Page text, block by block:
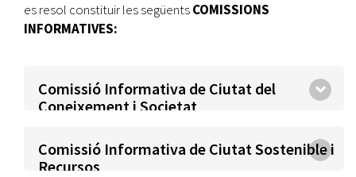
es resol constituir les següentsCOMISSIONS
INFORMATIVES:
Comissió Informativa de Ciutat del
Coneixement i Societat
Comissió Informativa de Ciutat Sostenible i
Recursos